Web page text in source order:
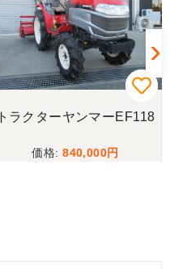
トラクターヤンマーEF118
840,000